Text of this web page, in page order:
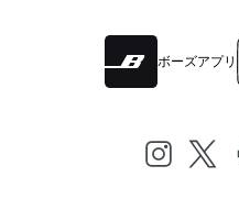
ボーズアプリ